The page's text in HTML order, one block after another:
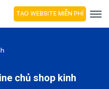
TẠO WEBSITE MIỄN PHÍ
chủ shop kinh